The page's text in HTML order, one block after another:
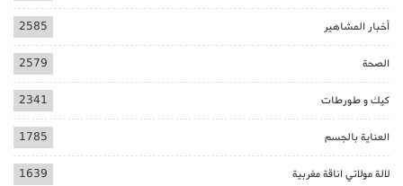
أخبار المشاهير 2585
الصحة 2579
كيك و طورطات 2341
العناية بالجسم 1785
لالة مولاتي اناقة مغربية 1639